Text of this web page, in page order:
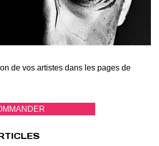
de vos artistes dans les pages de